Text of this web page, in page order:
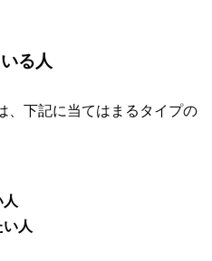
る人
、下記に当てはまるタイプの
人